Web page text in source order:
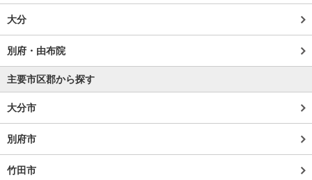
大分
別府・由布院
主要市区郡から探す
大分市
別府市
竹田市